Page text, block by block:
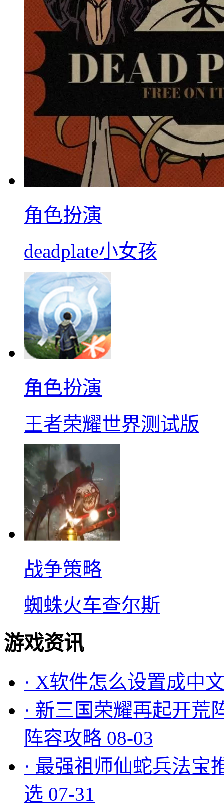
角色扮演
deadplate小女孩
角色扮演
王者荣耀世界测试版
战争策略
蜘蛛火车查尔斯
游戏资讯
· X软件怎么设置成中
· 新三国荣耀再起开荒
阵容攻略 08-03
· 最强祖师仙蛇兵法宝
选 07-31